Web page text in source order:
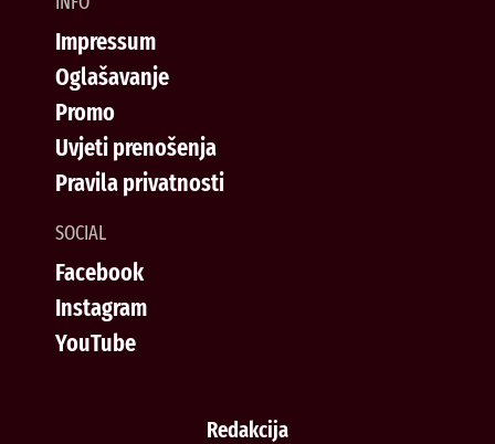
Impressum
Oglašavanje
Promo
Uvjeti prenošenja
Pravila privatnosti
SOCIAL
Facebook
Instagram
YouTube
Redakcija